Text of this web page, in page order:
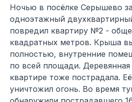
Ночью в посёлке Серышево
одноэтажный
повредил квартиру №2 -
квадратных метров. Крыша
полностью, внутренние
по всей площади.
квартире тоже пострадала.
уничтожил огонь. Во время